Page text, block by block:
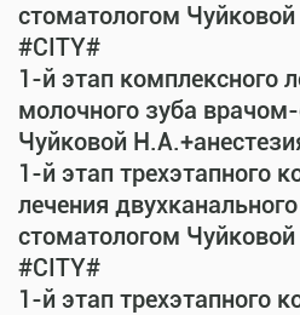
стоматологом
#CITY#
1-й этап комплексного
молочного зуба
Чуйковой
1-й этап трехэтапного
лечения
стоматологом
#CITY#
1-й этап трехэтапного